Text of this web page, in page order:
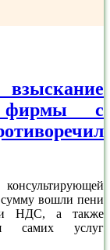
фирмы с
сумму вошли пени
НДС, а также
самих услуг